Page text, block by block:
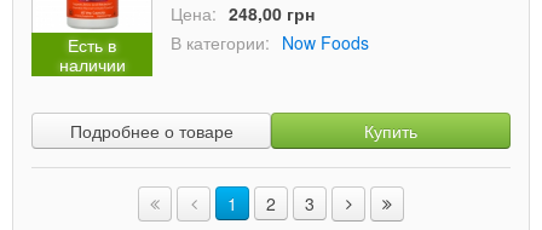
Есть в
наличии
Цена: 248,00 грн
В категории: Now Foods
Подробнее о товаре Купить
1 2 3